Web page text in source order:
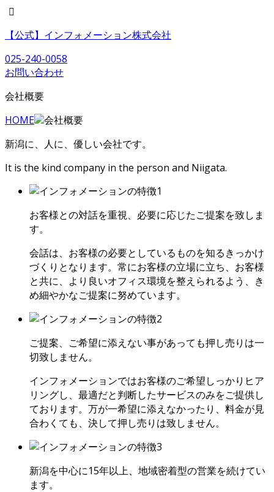
【公式】インフォメーション株式会社
025-240-0058
お問い合わせ
会社概要
HOME
会社概要
新潟に、人に、優しい会社です。
It is the kind company in the person and Niigata.
お客様との対話を重視、必要に応じたご提案を致しま
す。
会話は、お客様の必要としているものを知るきっかけ
づくりとなります。常にお客様の立場に立ち、お客様
と共に、より良いオフィス環境を整えられるよう、き
め細やかなご提案に努めています。
ご提案、ご希望に添えない事があっても押し売りは一
切致しません。
インフォメーションではお客様のご希望しっかりヒア
リングし、最適だと判断したサービスのみをご提供し
ております。万が一希望に添えなかったり、料金が見
合わくても、決して押し売りは致しません。
新潟を中心に15年以上、地域密着型の営業を続けてい
ます。